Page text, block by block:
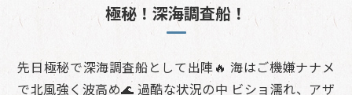
極秘！深海調査船！
先日極秘で深海調査船として出陣🔥 海はご機嫌ナナメ
で北風強く波高め🌊 過酷な状況の中 ビショ濡れ、アザ